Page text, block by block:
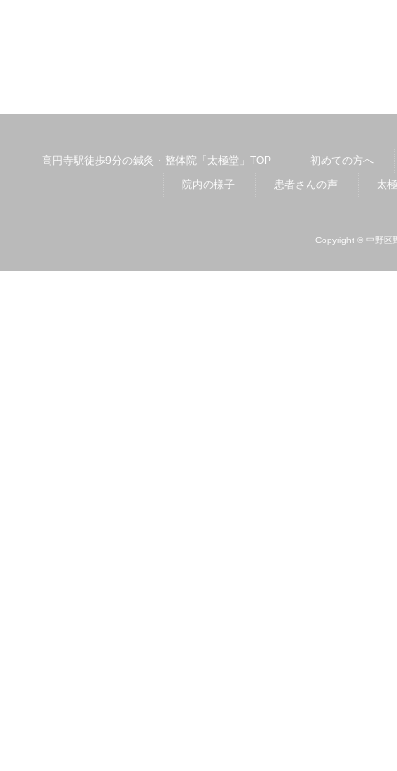
高円寺駅徒歩9分の鍼灸・整体院「太極堂」TOP
初めての方へ
院内の様子
患者さんの声 太
Copyright © 中野区